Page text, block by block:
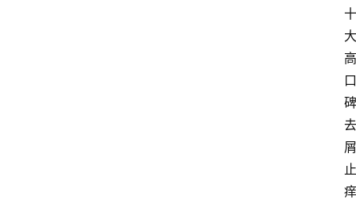
十
大
高
口
碑
去
屑
止
痒